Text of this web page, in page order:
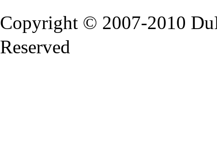
Copyright © 2007-2010
Reserved